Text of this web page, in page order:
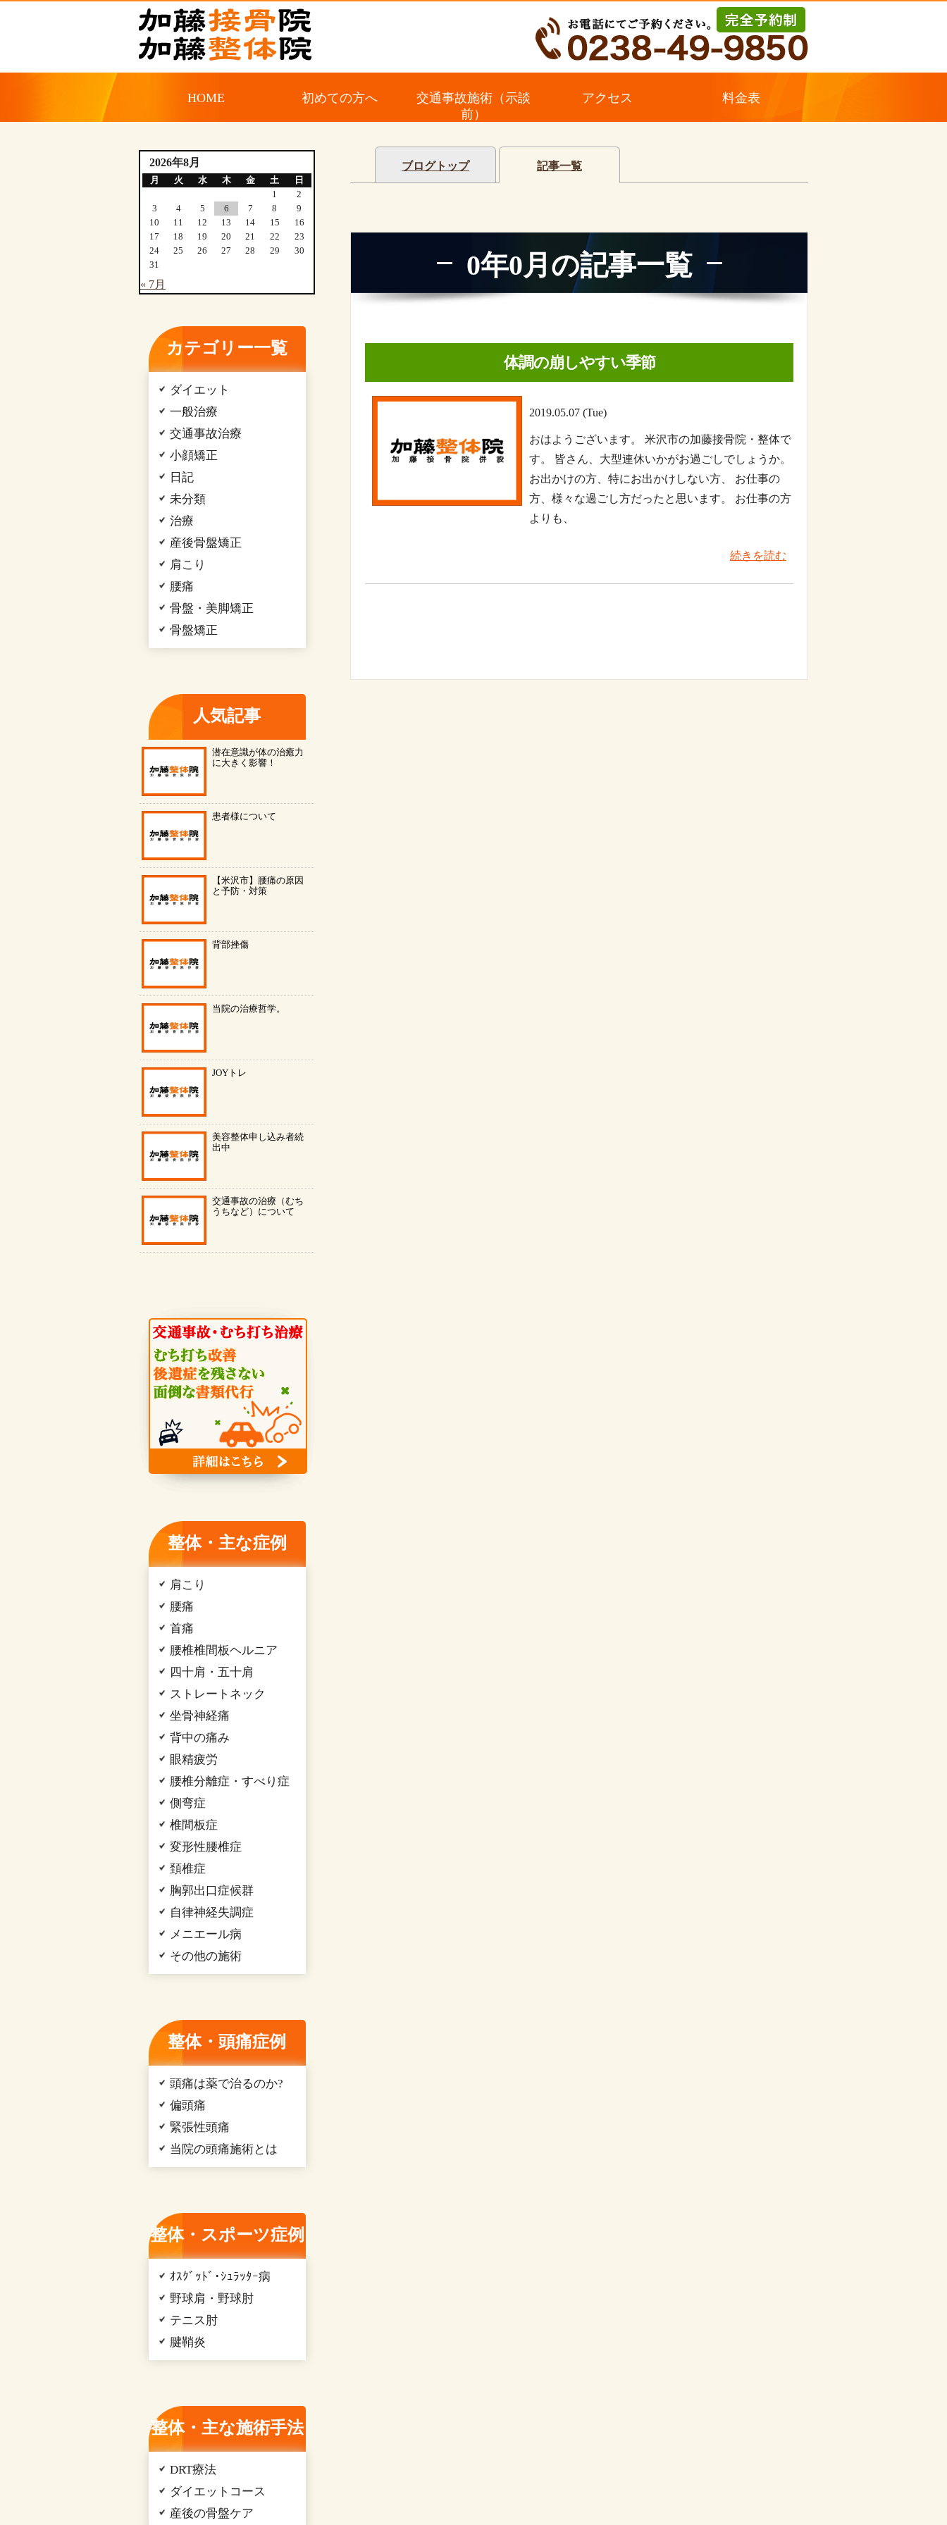
HOME 初めての方へ
交通事故施術（示談
前）
アクセス 料金表
ブログトップ 記事一覧
0年0月の記事一覧
体調の崩しやすい季節
2019.05.07 (Tue)
おはようございます。 米沢市の加藤接骨院・整体で
す。 皆さん、大型連休いかがお過ごしでしょうか。
お出かけの方、特にお出かけしない方、 お仕事の
方、様々な過ごし方だったと思います。 お仕事の方
よりも、
続きを読む
2026年8月
月 火 水 木 金 土
日
1
2
3
4 5 6 7 8
9
10
11 12 13 14 15
16
17
18 19 20 21 22
23
24
25 26 27 28 29
30
31
« 7月
カテゴリー一覧
ダイエット
一般治療
交通事故治療
小顔矯正
日記
未分類
治療
産後骨盤矯正
肩こり
腰痛
骨盤・美脚矯正
骨盤矯正
人気記事
潜在意識が体の治癒力
に大きく影響！
患者様について
【米沢市】腰痛の原因
と予防・対策
背部挫傷
当院の治療哲学。
JOYトレ
美容整体申し込み者続
出中
交通事故の治療（むち
うちなど）について
整体・主な症例
肩こり
腰痛
首痛
腰椎椎間板ヘルニア
四十肩・五十肩
ストレートネック
坐骨神経痛
背中の痛み
眼精疲労
腰椎分離症・すべり症
側弯症
椎間板症
変形性腰椎症
頚椎症
胸郭出口症候群
自律神経失調症
メニエール病
その他の施術
整体・頭痛症例
頭痛は薬で治るのか?
偏頭痛
緊張性頭痛
当院の頭痛施術とは
整体・スポーツ症例
ｵｽｸﾞｯﾄﾞ･ｼｭﾗｯﾀｰ病
野球肩・野球肘
テニス肘
腱鞘炎
整体・主な施術手法
DRT療法
ダイエットコース
産後の骨盤ケア